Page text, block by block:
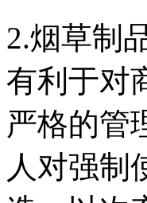
2.烟草制
有利于对
严格的管
人对强制